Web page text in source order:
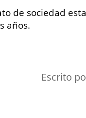
de sociedad
años.
Escrito